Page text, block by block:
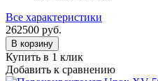
Все характеристики
262500 руб.
В корзину
Купить в 1 клик
Добавить к сравнению